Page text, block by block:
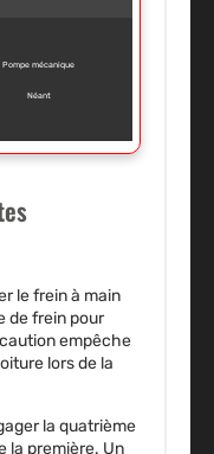
Pompe mécanique
Néant
le frein à main
de frein pour
empêche
lors de la
la quatrième
la première. Un